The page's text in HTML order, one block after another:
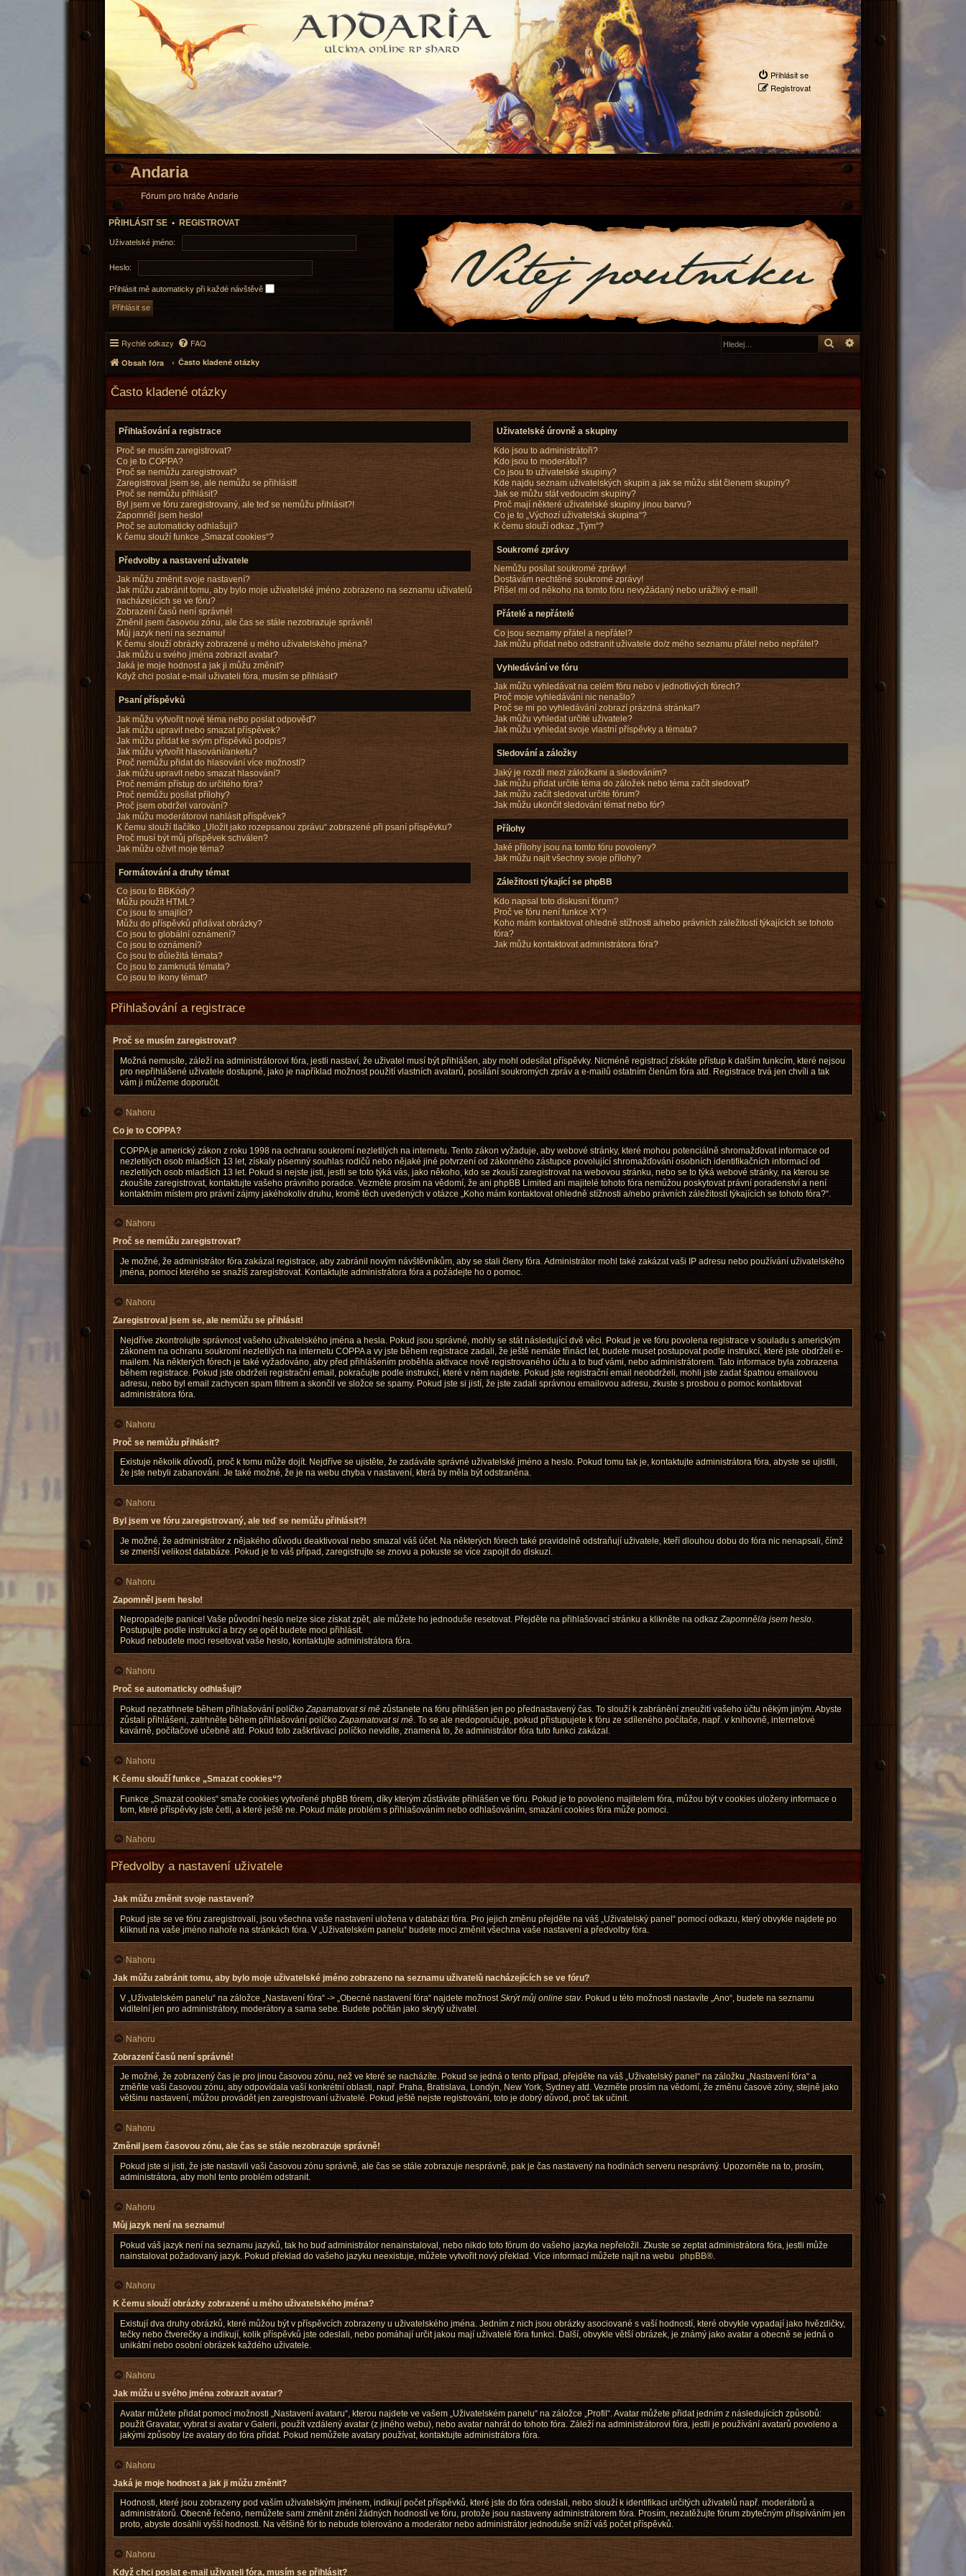
Přihlásit se
Registrovat
Andaria
Fórum pro hráče Andarie
PŘIHLÁSIT SE • REGISTROVAT
Uživatelské jméno:
Heslo:
Přihlásit mě automaticky při každé návštěvě
Rychlé odkazy FAQ Hledat
Obsah fóra Často kladené otázky
Často kladené otázky
Přihlašování a registrace
Proč se musím zaregistrovat?
Co je to COPPA?
Proč se nemůžu zaregistrovat?
Zaregistroval jsem se, ale nemůžu se přihlásit!
Proč se nemůžu přihlásit?
Byl jsem ve fóru zaregistrovaný, ale teď se nemůžu přihlásit?!
Zapomněl jsem heslo!
Proč se automaticky odhlašuji?
K čemu slouží funkce „Smazat cookies“?
Předvolby a nastavení uživatele
Jak můžu změnit svoje nastavení?
Jak můžu zabránit tomu, aby bylo moje uživatelské jméno zobrazeno na seznamu uživatelů
nacházejících se ve fóru?
Zobrazení časů není správné!
Změnil jsem časovou zónu, ale čas se stále nezobrazuje správně!
Můj jazyk není na seznamu!
K čemu slouží obrázky zobrazené u mého uživatelského jména?
Jak můžu u svého jména zobrazit avatar?
Jaká je moje hodnost a jak ji můžu změnit?
Když chci poslat e-mail uživateli fóra, musím se přihlásit?
Psaní příspěvků
Jak můžu vytvořit nové téma nebo poslat odpověď?
Jak můžu upravit nebo smazat příspěvek?
Jak můžu přidat ke svým příspěvků podpis?
Jak můžu vytvořit hlasování/anketu?
Proč nemůžu přidat do hlasování více možností?
Jak můžu upravit nebo smazat hlasování?
Proč nemám přístup do určitého fóra?
Proč nemůžu posílat přílohy?
Proč jsem obdržel varování?
Jak můžu moderátorovi nahlásit příspěvek?
K čemu slouží tlačítko „Uložit jako rozepsanou zprávu“ zobrazené při psaní příspěvku?
Proč musí být můj příspěvek schválen?
Jak můžu oživit moje téma?
Formátování a druhy témat
Co jsou to BBKódy?
Můžu použít HTML?
Co jsou to smajlíci?
Můžu do příspěvků přidávat obrázky?
Co jsou to globální oznámení?
Co jsou to oznámení?
Co jsou to důležitá témata?
Co jsou to zamknutá témata?
Co jsou to ikony témat?
Uživatelské úrovně a skupiny
Kdo jsou to administrátoři?
Kdo jsou to moderátoři?
Co jsou to uživatelské skupiny?
Kde najdu seznam uživatelských skupin a jak se můžu stát členem skupiny?
Jak se můžu stát vedoucím skupiny?
Proč mají některé uživatelské skupiny jinou barvu?
Co je to „Výchozí uživatelská skupina“?
K čemu slouží odkaz „Tým“?
Soukromé zprávy
Nemůžu posílat soukromé zprávy!
Dostávám nechtěné soukromé zprávy!
Přišel mi od někoho na tomto fóru nevyžádaný nebo urážlivý e-mail!
Přátelé a nepřátelé
Co jsou seznamy přátel a nepřátel?
Jak můžu přidat nebo odstranit uživatele do/z mého seznamu přátel nebo nepřátel?
Vyhledávání ve fóru
Jak můžu vyhledávat na celém fóru nebo v jednotlivých fórech?
Proč moje vyhledávání nic nenašlo?
Proč se mi po vyhledávání zobrazí prázdná stránka!?
Jak můžu vyhledat určité uživatele?
Jak můžu vyhledat svoje vlastní příspěvky a témata?
Sledování a záložky
Jaký je rozdíl mezi záložkami a sledováním?
Jak můžu přidat určité téma do záložek nebo téma začít sledovat?
Jak můžu začít sledovat určité fórum?
Jak můžu ukončit sledování témat nebo fór?
Přílohy
Jaké přílohy jsou na tomto fóru povoleny?
Jak můžu najít všechny svoje přílohy?
Záležitosti týkající se phpBB
Kdo napsal toto diskusní fórum?
Proč ve fóru není funkce XY?
Koho mám kontaktovat ohledně stížnosti a/nebo právních záležitostí týkajících se tohoto
fóra?
Jak můžu kontaktovat administrátora fóra?
Přihlašování a registrace
Proč se musím zaregistrovat?
Možná nemusíte, záleží na administrátorovi fóra, jestli nastaví, že uživatel musí být přihlášen, aby mohl odesílat příspěvky. Nicméně registrací získáte přístup k dalším funkcím, které nejsou
pro nepřihlášené uživatele dostupné, jako je například možnost použití vlastních avatarů, posílání soukromých zpráv a e-mailů ostatním členům fóra atd. Registrace trvá jen chvíli a tak
vám ji můžeme doporučit.
Nahoru
Co je to COPPA?
COPPA je americký zákon z roku 1998 na ochranu soukromí nezletilých na internetu. Tento zákon vyžaduje, aby webové stránky, které mohou potenciálně shromažďovat informace od
nezletilých osob mladších 13 let, získaly písemný souhlas rodičů nebo nějaké jiné potvrzení od zákonného zástupce povolující shromažďování osobních identifikačních informací od
nezletilých osob mladších 13 let. Pokud si nejste jisti, jestli se toto týká vás, jako někoho, kdo se zkouší zaregistrovat na webovou stránku, nebo se to týká webové stránky, na kterou se
zkoušíte zaregistrovat, kontaktujte vašeho právního poradce. Vezměte prosím na vědomí, že ani phpBB Limited ani majitelé tohoto fóra nemůžou poskytovat právní poradenství a není
kontaktním místem pro právní zájmy jakéhokoliv druhu, kromě těch uvedených v otázce „Koho mám kontaktovat ohledně stížnosti a/nebo právních záležitostí týkajících se tohoto fóra?“.
Nahoru
Proč se nemůžu zaregistrovat?
Je možné, že administrátor fóra zakázal registrace, aby zabránil novým návštěvníkům, aby se stali členy fóra. Administrátor mohl také zakázat vaši IP adresu nebo používání uživatelského
jména, pomocí kterého se snažíš zaregistrovat. Kontaktujte administrátora fóra a požádejte ho o pomoc.
Nahoru
Zaregistroval jsem se, ale nemůžu se přihlásit!
Nejdříve zkontrolujte správnost vašeho uživatelského jména a hesla. Pokud jsou správné, mohly se stát následující dvě věci. Pokud je ve fóru povolena registrace v souladu s americkým
zákonem na ochranu soukromí nezletilých na internetu COPPA a vy jste během registrace zadali, že ještě nemáte třináct let, budete muset postupovat podle instrukcí, které jste obdrželi e-
mailem. Na některých fórech je také vyžadováno, aby před přihlášením proběhla aktivace nově registrovaného účtu a to buď vámi, nebo administrátorem. Tato informace byla zobrazena
během registrace. Pokud jste obdrželi registrační email, pokračujte podle instrukcí, které v něm najdete. Pokud jste registrační email neobdrželi, mohli jste zadat špatnou emailovou
adresu, nebo byl email zachycen spam filtrem a skončil ve složce se spamy. Pokud jste si jistí, že jste zadali správnou emailovou adresu, zkuste s prosbou o pomoc kontaktovat
administrátora fóra.
Nahoru
Proč se nemůžu přihlásit?
Existuje několik důvodů, proč k tomu může dojít. Nejdříve se ujistěte, že zadáváte správné uživatelské jméno a heslo. Pokud tomu tak je, kontaktujte administrátora fóra, abyste se ujistili,
že jste nebyli zabanováni. Je také možné, že je na webu chyba v nastavení, která by měla být odstraněna.
Nahoru
Byl jsem ve fóru zaregistrovaný, ale teď se nemůžu přihlásit?!
Je možné, že administrátor z nějakého důvodu deaktivoval nebo smazal váš účet. Na některých fórech také pravidelně odstraňují uživatele, kteří dlouhou dobu do fóra nic nenapsali, čímž
se zmenší velikost databáze. Pokud je to váš případ, zaregistrujte se znovu a pokuste se více zapojit do diskuzí.
Nahoru
Zapomněl jsem heslo!
Nepropadejte panice! Vaše původní heslo nelze sice získat zpět, ale můžete ho jednoduše resetovat. Přejděte na přihlašovací stránku a klikněte na odkazZapomněl/a jsem heslo.
Postupujte podle instrukcí a brzy se opět budete moci přihlásit.
Pokud nebudete moci resetovat vaše heslo, kontaktujte administrátora fóra.
Nahoru
Proč se automaticky odhlašuji?
Pokud nezatrhnete během přihlašování políčkoZapamatovat si mězůstanete na fóru přihlášen jen po přednastavený čas. To slouží k zabránění zneužití vašeho účtu někým jiným. Abyste
zůstali přihlášeni, zatrhněte během přihlašování políčkoZapamatovat si mě. To se ale nedoporučuje, pokud přistupujete k fóru ze sdíleného počítače, např. v knihovně, internetové
kavárně, počítačové učebně atd. Pokud toto zaškrtávací políčko nevidíte, znamená to, že administrátor fóra tuto funkci zakázal.
Nahoru
K čemu slouží funkce „Smazat cookies“?
Funkce „Smazat cookies“ smaže cookies vytvořené phpBB fórem, díky kterým zůstáváte přihlášen ve fóru. Pokud je to povoleno majitelem fóra, můžou být v cookies uloženy informace o
tom, které příspěvky jste četli, a které ještě ne. Pokud máte problém s přihlašováním nebo odhlašováním, smazání cookies fóra může pomoci.
Nahoru
Předvolby a nastavení uživatele
Jak můžu změnit svoje nastavení?
Pokud jste se ve fóru zaregistrovali, jsou všechna vaše nastavení uložena v databázi fóra. Pro jejich změnu přejděte na váš „Uživatelský panel“ pomocí odkazu, který obvykle najdete po
kliknutí na vaše jméno nahoře na stránkách fóra. V „Uživatelském panelu“ budete moci změnit všechna vaše nastavení a předvolby fóra.
Nahoru
Jak můžu zabránit tomu, aby bylo moje uživatelské jméno zobrazeno na seznamu uživatelů nacházejících se ve fóru?
V „Uživatelském panelu“ na záložce „Nastavení fóra“ -> „Obecné nastavení fóra“ najdete možnostSkrýt můj online stav. Pokud u této možnosti nastavíte „Ano“, budete na seznamu
viditelní jen pro administrátory, moderátory a sama sebe. Budete počítán jako skrytý uživatel.
Nahoru
Zobrazení časů není správné!
Je možné, že zobrazený čas je pro jinou časovou zónu, než ve které se nacházíte. Pokud se jedná o tento případ, přejděte na váš „Uživatelský panel“ na záložku „Nastavení fóra“ a
změňte vaši časovou zónu, aby odpovídala vaší konkrétní oblasti, např. Praha, Bratislava, Londýn, New York, Sydney atd. Vezměte prosím na vědomí, že změnu časové zóny, stejně jako
většinu nastavení, můžou provádět jen zaregistrovaní uživatelé. Pokud ještě nejste registrováni, toto je dobrý důvod, proč tak učinit.
Nahoru
Změnil jsem časovou zónu, ale čas se stále nezobrazuje správně!
Pokud jste si jisti, že jste nastavili vaši časovou zónu správně, ale čas se stále zobrazuje nesprávně, pak je čas nastavený na hodinách serveru nesprávný. Upozorněte na to, prosím,
administrátora, aby mohl tento problém odstranit.
Nahoru
Můj jazyk není na seznamu!
Pokud váš jazyk není na seznamu jazyků, tak ho buď administrátor nenainstaloval, nebo nikdo toto fórum do vašeho jazyka nepřeložil. Zkuste se zeptat administrátora fóra, jestli může
nainstalovat požadovaný jazyk. Pokud překlad do vašeho jazyku neexistuje, můžete vytvořit nový překlad. Více informací můžete najít na webu
phpBB®.
Nahoru
K čemu slouží obrázky zobrazené u mého uživatelského jména?
Existují dva druhy obrázků, které můžou být v příspěvcích zobrazeny u uživatelského jména. Jedním z nich jsou obrázky asociované s vaší hodností, které obvykle vypadají jako hvězdičky,
tečky nebo čtverečky a indikují, kolik příspěvků jste odeslali, nebo pomáhají určit jakou mají uživatelé fóra funkci. Další, obvykle větší obrázek, je známý jako avatar a obecně se jedná o
unikátní nebo osobní obrázek každého uživatele.
Nahoru
Jak můžu u svého jména zobrazit avatar?
Avatar můžete přidat pomocí možnosti „Nastavení avataru“, kterou najdete ve vašem „Uživatelském panelu“ na záložce „Profil“. Avatar můžete přidat jedním z následujících způsobů:
použít Gravatar, vybrat si avatar v Galerii, použít vzdálený avatar (z jiného webu), nebo avatar nahrát do tohoto fóra. Záleží na administrátorovi fóra, jestli je používání avatarů povoleno a
jakými způsoby lze avatary do fóra přidat. Pokud nemůžete avatary používat, kontaktujte administrátora fóra.
Nahoru
Jaká je moje hodnost a jak ji můžu změnit?
Hodnosti, které jsou zobrazeny pod vaším uživatelským jménem, indikují počet příspěvků, které jste do fóra odeslali, nebo slouží k identifikaci určitých uživatelů např. moderátorů a
administrátorů. Obecně řečeno, nemůžete sami změnit znění žádných hodností ve fóru, protože jsou nastaveny administrátorem fóra. Prosím, nezatěžujte fórum zbytečným přispíváním jen
proto, abyste dosáhli vyšší hodnosti. Na většině fór to nebude tolerováno a moderátor nebo administrátor jednoduše sníží váš počet příspěvků.
Nahoru
Když chci poslat e-mail uživateli fóra, musím se přihlásit?